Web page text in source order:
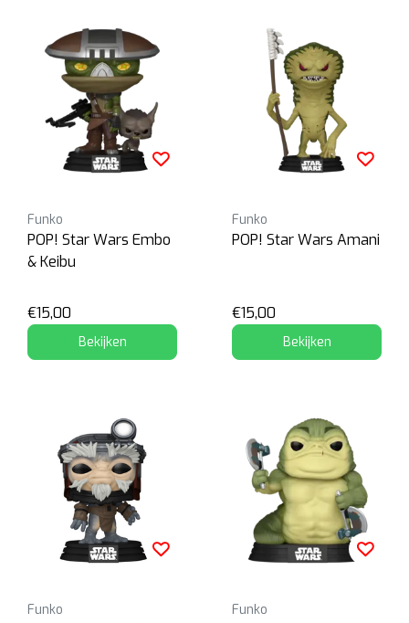
Funko
POP! Star Wars Embo
& Keibu
€15,00
Bekijken
Funko
POP! Star Wars Amani
€15,00
Bekijken
Funko Funko